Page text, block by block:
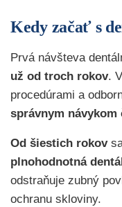
Kedy začať s
Prvá návšteva
už od troch rokov.
procedúrami a
správnym návykom
Od šiestich rokov
plnohodnotná
odstraňuje zubný
ochranu skloviny.